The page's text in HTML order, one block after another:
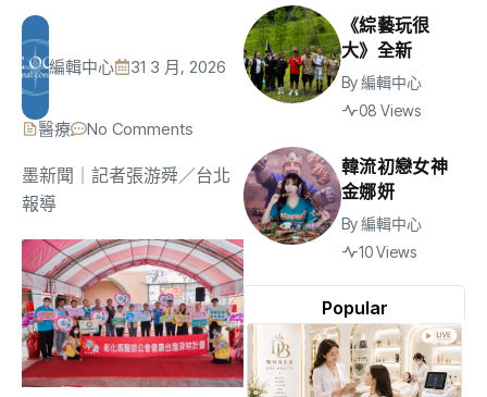
編輯中心 31 3 月, 2026
醫療 No Comments
墨新聞 ｜記者張游舜／台北
報導
Popular
《綜藝玩很
大》全新
By編輯中心
08 Views
韓流初戀女神
金娜妍
By編輯中心
10 Views